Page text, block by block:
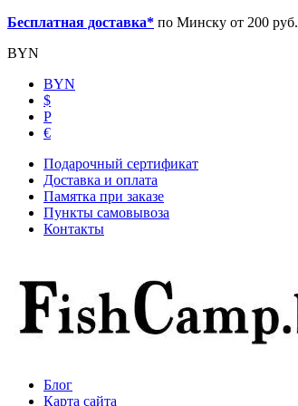
Бесплатная доставка* по Минску от 200 руб.
BYN
BYN
$
Р
€
Подарочный сертификат
Доставка и оплата
Памятка при заказе
Пункты самовывоза
Контакты
Блог
Карта сайта